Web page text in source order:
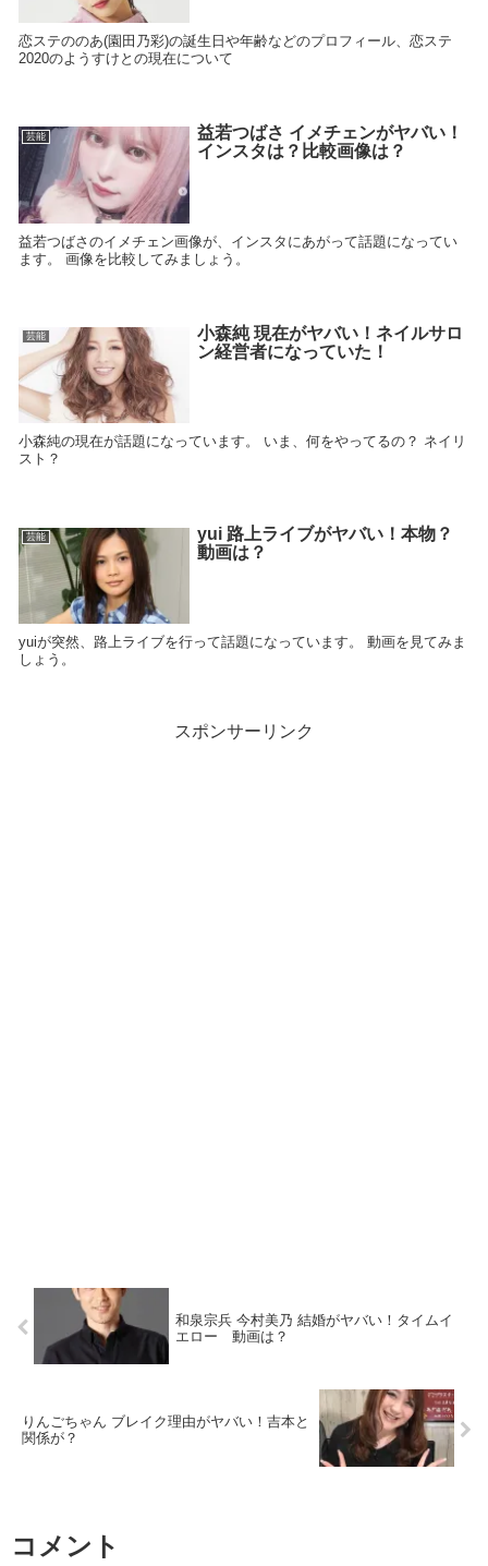
恋ステののあ(園田乃彩)の誕生日や年齢などのプロフィール、恋ステ
2020のようすけとの現在について
芸能
益若つばさ イメチェンがヤバい！
インスタは？比較画像は？
益若つばさのイメチェン画像が、インスタにあがって話題になってい
ます。 画像を比較してみましょう。
芸能
小森純 現在がヤバい！ネイルサロ
ン経営者になっていた！
小森純の現在が話題になっています。 いま、何をやってるの？ ネイリ
スト？
芸能
yui 路上ライブがヤバい！本物？
動画は？
yuiが突然、路上ライブを行って話題になっています。 動画を見てみま
しょう。
スポンサーリンク
和泉宗兵 今村美乃 結婚がヤバい！タイムイ
エロー 動画は？
りんごちゃん ブレイク理由がヤバい！吉本と
関係が？
コメント